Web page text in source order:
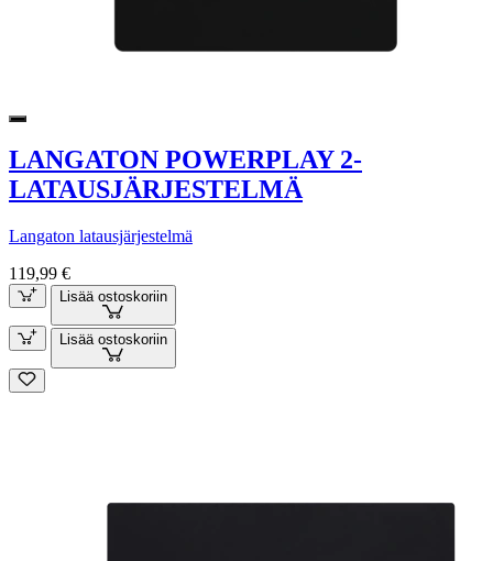
LANGATON POWERPLAY 2-
LATAUSJÄRJESTELMÄ
Langaton latausjärjestelmä
119,99 €
Lisää ostoskoriin
Lisää ostoskoriin